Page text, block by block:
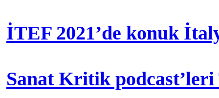
İTEF 2021’de konuk
Sanat Kritik podcast’leri